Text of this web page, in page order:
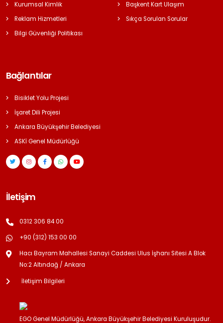
Kurumsal Kimlik
Reklam Hizmetleri
Bilgi Güvenliği Politikası
Başkent Kart Ulaşım
Sıkça Sorulan Sorular
Bağlantılar
Bisiklet Yolu Projesi
İşaret Dili Projesi
Ankara Büyükşehir Belediyesi
ASKİ Genel Müdürlüğü
İletişim
0312 306 84 00
+90 (312) 153 00 00
Hacı Bayram Mahallesi Sanayi Caddesi Ulus İşhanı Sitesi A Blok
No:2 Altındağ / Ankara
İletişim Bilgileri
EGO Genel Müdürlüğü, Ankara Büyükşehir Belediyesi Kuruluşudur.